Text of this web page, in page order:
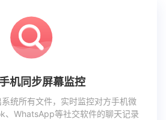
机同步屏幕监控
统所有文件，实时监控对方手机微
、WhatsApp等社交软件的聊天记录